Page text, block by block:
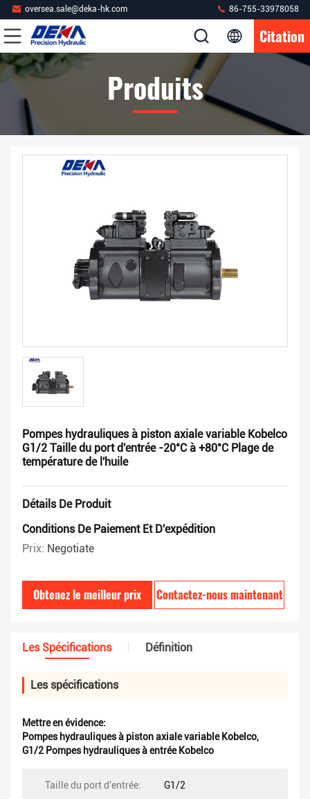
oversea.sale@deka-hk.com 86-755-33978058
Citation
Produits
Pompes hydrauliques à piston axiale variable Kobelco
G1/2 Taille du port d'entrée -20°C à +80°C Plage de
température de l'huile
Détails De Produit
Conditions De Paiement Et D'expédition
Prix: Negotiate
Obtenez le meilleur prix Contactez-nous maintenant
Les Spécifications Définition
Les spécifications
Mettre en évidence:
Pompes hydrauliques à piston axiale variable Kobelco,
G1/2 Pompes hydrauliques à entrée Kobelco
Taille du port d'entrée: G1/2